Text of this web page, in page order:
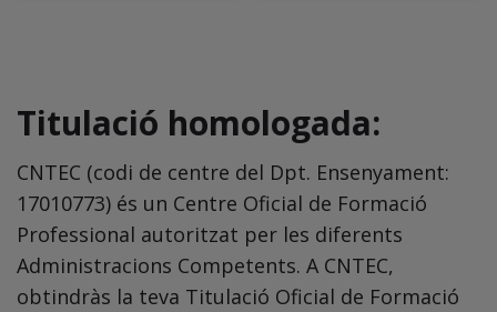
Titulació homologada:
CNTEC (codi de centre del Dpt. Ensenyament:
17010773) és un Centre Oficial de Formació
Professional autoritzat per les diferents
Administracions Competents. A CNTEC,
obtindràs la teva Titulació Oficial de Formació